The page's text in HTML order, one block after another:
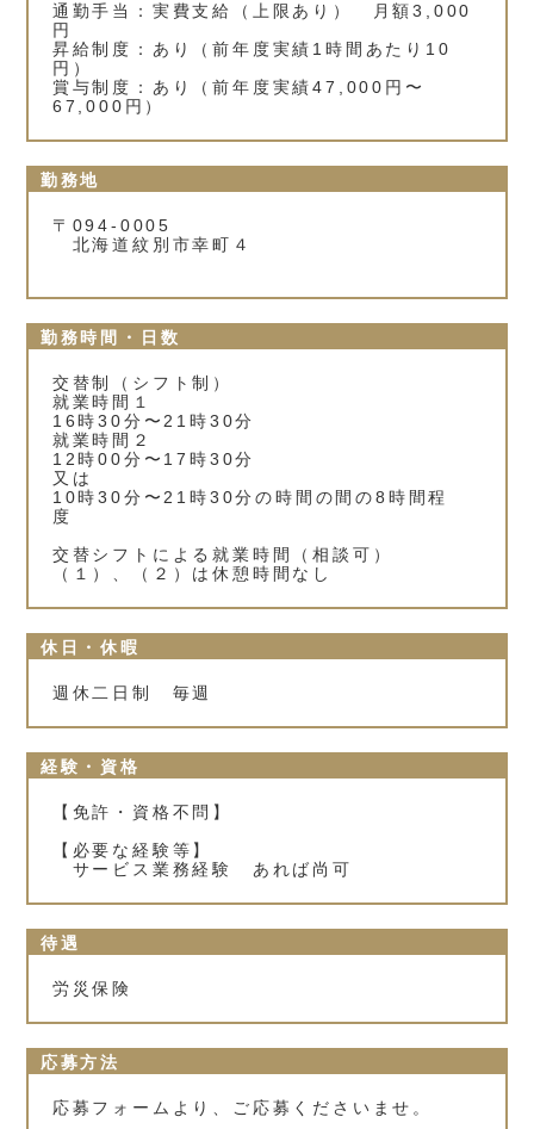
通勤手当：実費支給（上限あり） 月額3,000
円
昇給制度：あり（前年度実績1時間あたり10
円）
賞与制度：あり（前年度実績47,000円〜
67,000円）
勤務地
〒094-0005
北海道紋別市幸町４
勤務時間・日数
交替制（シフト制）
就業時間１
16時30分〜21時30分
就業時間２
12時00分〜17時30分
又は
10時30分〜21時30分の時間の間の8時間程
度
交替シフトによる就業時間（相談可）
（１）、（２）は休憩時間なし
休日・休暇
週休二日制 毎週
経験・資格
【免許・資格不問】
【必要な経験等】
サービス業務経験 あれば尚可
待遇
労災保険
応募方法
応募フォームより、ご応募くださいませ。